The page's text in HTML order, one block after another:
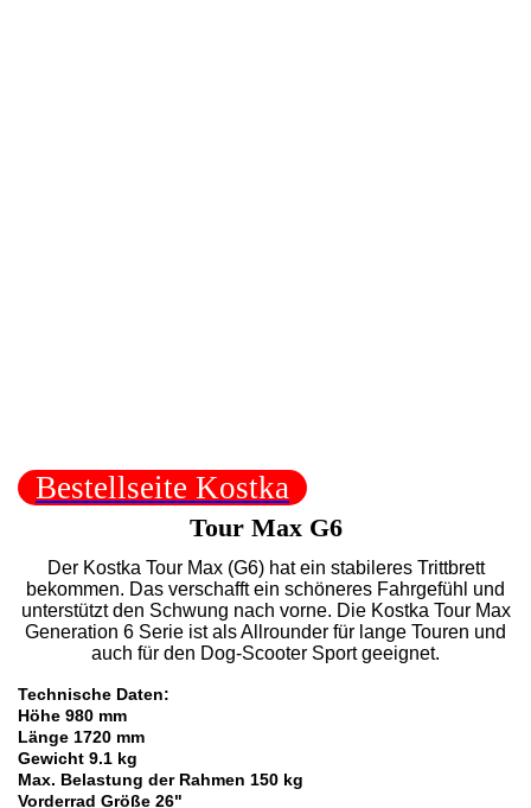
Bestellseite Kostka
Tour Max G6
Der Kostka Tour Max (G6) hat ein stabileres Trittbrett
bekommen. Das verschafft ein schöneres Fahrgefühl und
unterstützt den Schwung nach vorne. Die Kostka Tour Max
Generation 6 Serie ist als Allrounder für lange Touren und
auch für den Dog-Scooter Sport geeignet.
Technische Daten:
Höhe 980 mm
Länge 1720 mm
Gewicht 9.1 kg
Max. Belastung der Rahmen 150 kg
Vorderrad Größe 26"